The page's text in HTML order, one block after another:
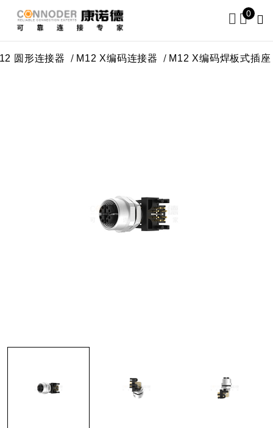
0
连接器 M12 X编码连接器 M12 X编码焊板式插座